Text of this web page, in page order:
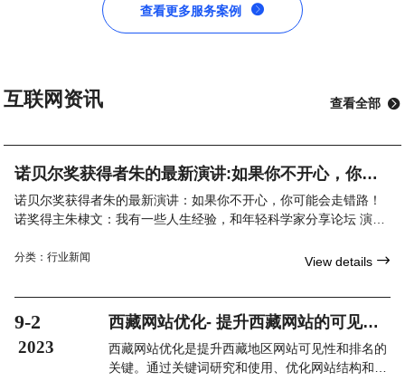
查看更多服务案例 
互联网资讯 查看全部 
诺贝尔奖获得者朱的最新演讲:如果你不开心，你可
能会走错路！
诺贝尔奖获得者朱的最新演讲：如果你不开心，你可能会走错路！
诺奖得主朱棣文：我有一些人生经验，和年轻科学家分享论坛 演讲
分类： 行业新闻 View details 
9-2
2023
西藏网站优化- 提升西藏网站的可见性
和排名
西藏网站优化是提升西藏地区网站可见性和排名的
关键。通过关键词研究和使用、优化网站结构和内